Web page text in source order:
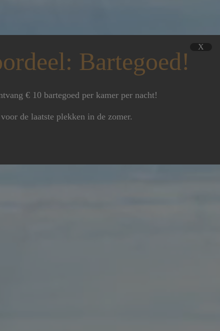
Bartegoed!
X
€ 10 bartegoed per kamer per nacht!
de laatste plekken in de zomer.